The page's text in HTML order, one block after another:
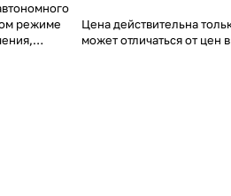
режиме
Цена действительна
может отличаться от цен